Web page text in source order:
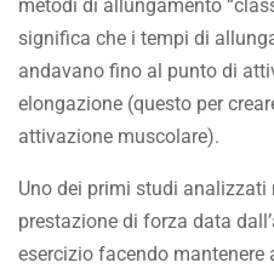
metodi di allungamento
significa che i tempi di
andavano fino al punto di
elongazione (questo per
attivazione muscolare).
Uno dei primi studi
prestazione di forza data
esercizio facendo mantenere